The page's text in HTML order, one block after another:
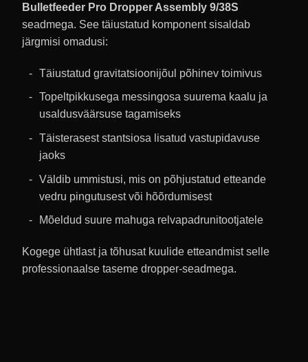
Bulletfeeder Pro Dropper Assembly 9/38S
seadmega. See täiustatud komponent sisaldab
järgmisi omadusi:
Täiustatud gravitatsioonijõul põhinev toimivus
Topeltpikkusega messingosa suurema kaalu ja
usaldusväärsuse tagamiseks
Täisterasest stantsiosa lisatud vastupidavuse
jaoks
Väldib ummistusi, mis on põhjustatud etteande
vedru pingutusest või hõõrdumisest
Mõeldud suure mahuga relvapadrunitootjatele
Kogege ühtlast ja tõhusat kuulide etteandmist selle
professionaalse taseme dropper-seadmega.